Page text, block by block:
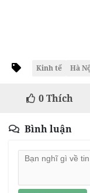
Kinh tế Hà
0Thích
Bình luận